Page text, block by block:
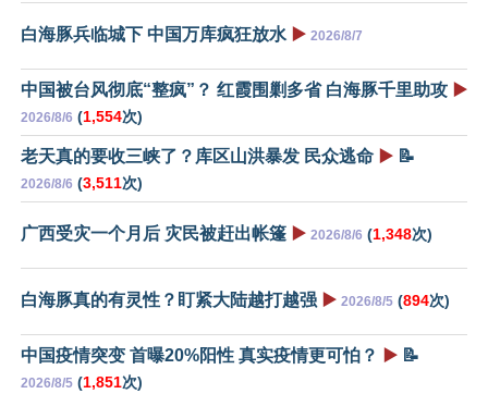
白海豚兵临城下 中国万库疯狂放水 ▶️ 2026/8/7
中国被台风彻底“整疯”？ 红霞围剿多省 白海豚千里助攻 ▶️
2026/8/6 (1,554次)
老天真的要收三峡了？库区山洪暴发 民众逃命 ▶️ 📝
2026/8/6 (3,511次)
广西受灾一个月后 灾民被赶出帐篷 ▶️ 2026/8/6 (1,348次)
白海豚真的有灵性？盯紧大陆越打越强 ▶️ 2026/8/5 (894次)
中国疫情突变 首曝20%阳性 真实疫情更可怕？ ▶️ 📝
2026/8/5 (1,851次)